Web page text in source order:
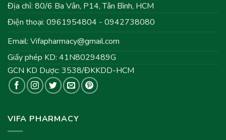
Địa chỉ: 80/6 Ba Vân, P14, Tân Bình, HCM
Điện thoại: 0961954804 - 0942738080
Email: Vifapharmacy@gmail.com
Giấy phép KD: 41N8029489G
GCN KD Dược: 3538/ĐKKDD-HCM
VIFA PHARMACY